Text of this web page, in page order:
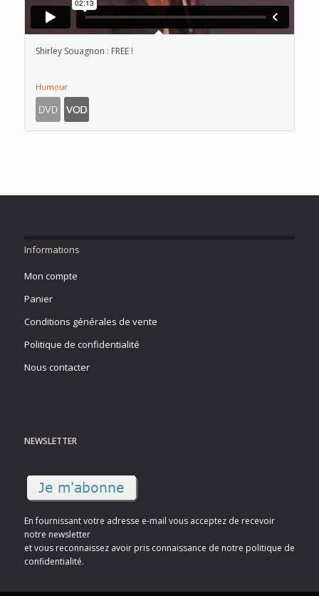
Shirley Souagnon : FREE !
Humour
Informations
Mon compte
Panier
Conditions générales de vente
Politique de confidentialité
Nous contacter
NEWSLETTER
En fournissant votre adresse e-mail vous acceptez de recevoir
notre newsletter
et vous reconnaissez avoir pris connaissance de notre politique de
confidentialité.